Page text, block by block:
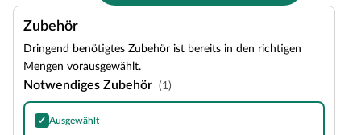
Zubehör
Dringend benötigtes Zubehör ist bereits in den richtigen
Mengen vorausgewählt.
Notwendiges Zubehör (1)
✓ Ausgewählt
Dampfbremse LDPE-Folie, 30 m² Rolle